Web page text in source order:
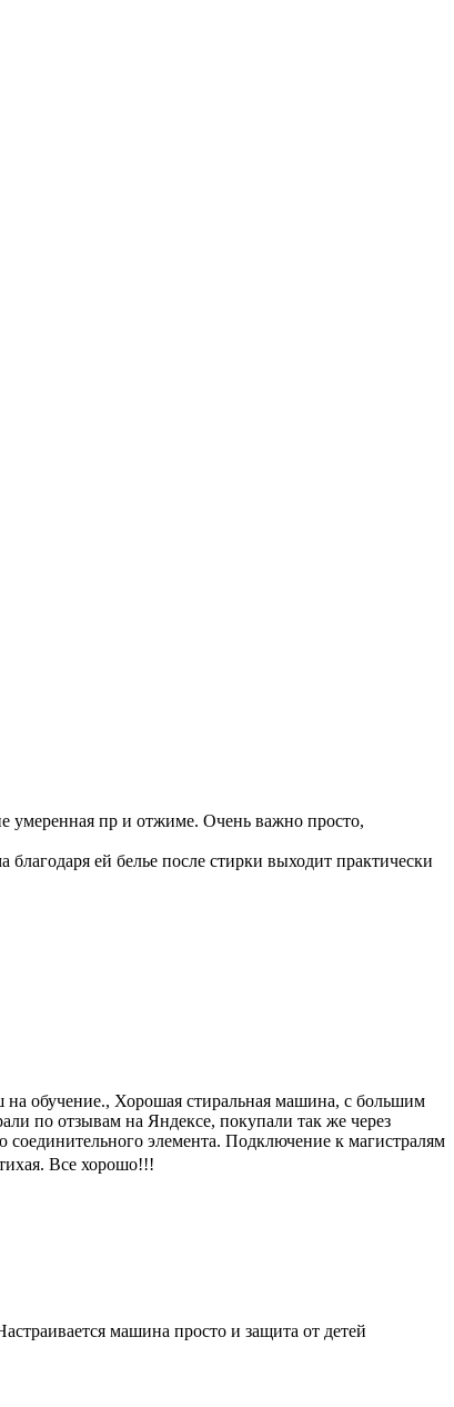
умеренная пр и отжиме. Очень важно просто,
ей белье после стирки выходит практически
обучение., Хорошая стиральная машина, с большим
по отзывам на Яндексе, покупали так же через
элемента. Подключение к магистралям
Все хорошо!!!
машина просто и защита от детей